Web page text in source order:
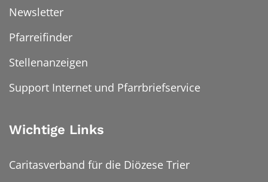
Newsletter
Pfarreifinder
Stellenanzeigen
Support Internet und Pfarrbriefservice
Wichtige Links
Caritasverband für die Diözese Trier